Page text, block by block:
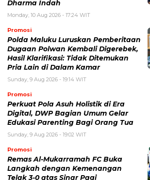
Dharma Indah
Monday, 10 Aug 2026 - 17:24 WIT
Promosi
Polda Maluku Luruskan Pemberitaan
Dugaan Polwan Kembali Digerebek,
Hasil Klarifikasi: Tidak Ditemukan
Pria Lain di Dalam Kamar
Sunday, 9 Aug 2026 - 19:14 WIT
Promosi
Perkuat Pola Asuh Holistik di Era
Digital, DWP Bagian Umum Gelar
Edukasi Parenting Bagi Orang Tua
Sunday, 9 Aug 2026 - 19:02 WIT
Promosi
Remas Al-Mukarramah FC Buka
Langkah dengan Kemenangan
Telak 3-0 atas Sinar Pagi